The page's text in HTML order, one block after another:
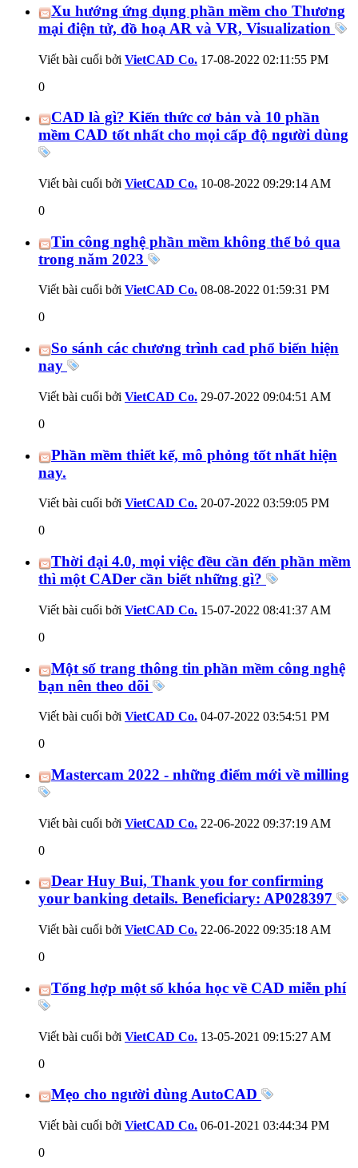
Xu hướng ứng dụng phần mềm cho Thương
mại điện tử, đồ hoạ AR và VR, Visualization
Viết bài cuối bởi VietCAD Co. 17-08-2022 02:11:55 PM
0
CAD là gì? Kiến thức cơ bản và 10 phần
mềm CAD tốt nhất cho mọi cấp độ người dùng
Viết bài cuối bởi VietCAD Co. 10-08-2022 09:29:14 AM
0
Tin công nghệ phần mềm không thể bỏ qua
trong năm 2023
Viết bài cuối bởi VietCAD Co. 08-08-2022 01:59:31 PM
0
So sánh các chương trình cad phổ biến hiện
nay
Viết bài cuối bởi VietCAD Co. 29-07-2022 09:04:51 AM
0
Phần mềm thiết kế, mô phỏng tốt nhất hiện
nay.
Viết bài cuối bởi VietCAD Co. 20-07-2022 03:59:05 PM
0
Thời đại 4.0, mọi việc đều cần đến phần mềm
thì một CADer cần biết những gì?
Viết bài cuối bởi VietCAD Co. 15-07-2022 08:41:37 AM
0
Một số trang thông tin phần mềm công nghệ
bạn nên theo dõi
Viết bài cuối bởi VietCAD Co. 04-07-2022 03:54:51 PM
0
Mastercam 2022 - những điểm mới về milling
Viết bài cuối bởi VietCAD Co. 22-06-2022 09:37:19 AM
0
Dear Huy Bui, Thank you for confirming
your banking details. Beneficiary: AP028397
Viết bài cuối bởi VietCAD Co. 22-06-2022 09:35:18 AM
0
Tổng hợp một số khóa học về CAD miễn phí
Viết bài cuối bởi VietCAD Co. 13-05-2021 09:15:27 AM
0
Mẹo cho người dùng AutoCAD
Viết bài cuối bởi VietCAD Co. 06-01-2021 03:44:34 PM
0